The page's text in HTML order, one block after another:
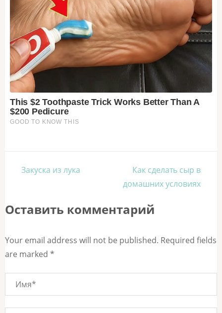
Навигация
Закуска из лука
Как сделать сыр в
домашних условиях
Оставить комментарий
Your email address will not be published. Required fields
are marked *